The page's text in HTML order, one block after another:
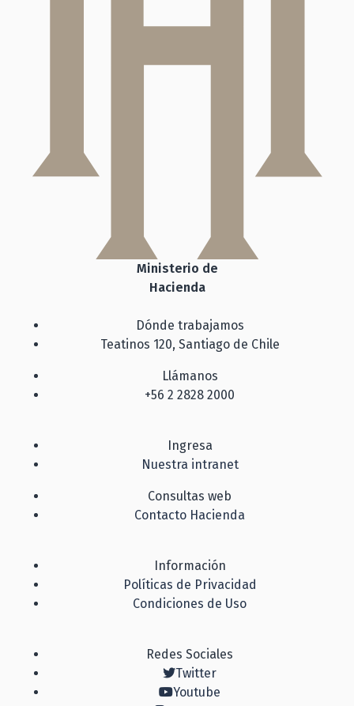
Ministerio de
Hacienda
Dónde trabajamos
Teatinos 120, Santiago de Chile
Llámanos
+56 2 2828 2000
Ingresa
Nuestra intranet
Consultas web
Contacto Hacienda
Información
Políticas de Privacidad
Condiciones de Uso
Redes Sociales
Twitter
Youtube